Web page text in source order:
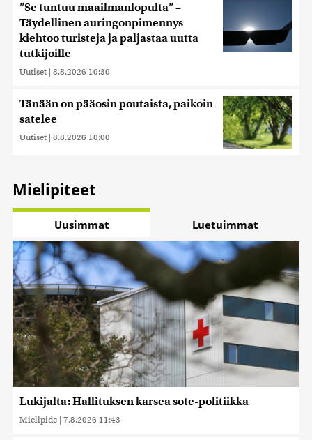
”Se tuntuu maailmanlopulta” –
Täydellinen auringonpimennys
kiehtoo turisteja ja paljastaa uutta
tutkijoille
Uutiset | 8.8.2026 10:30
Tänään on pääosin poutaista, paikoin
satelee
Uutiset | 8.8.2026 10:00
Mielipiteet
Uusimmat Luetuimmat
Lukijalta: Hallituksen karsea sote-politiikka
Mielipide | 7.8.2026 11:43